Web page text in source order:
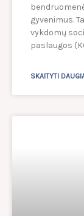
gyvenimus.
vykdomų
paslaugos
SKAITYTI